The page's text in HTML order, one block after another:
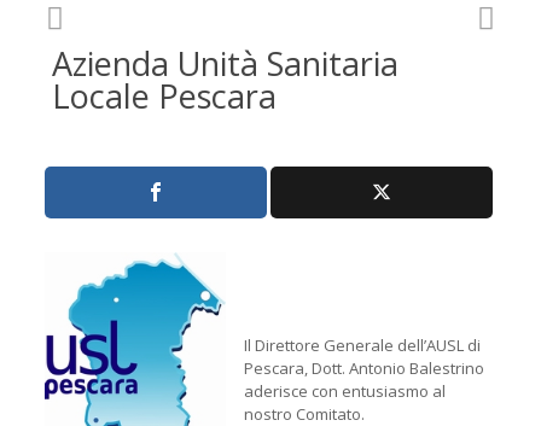
Azienda Unità Sanitaria
Locale Pescara
Il Direttore Generale dell’AUSL di
Pescara, Dott. Antonio Balestrino
aderisce con entusiasmo al
nostro Comitato.